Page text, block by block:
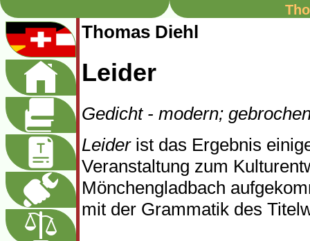
Thomas Diehl
Leider
Gedicht - modern;
Leiderist das Ergebnis
Veranstaltung zum
Mönchengladbach
mit der Grammatik des